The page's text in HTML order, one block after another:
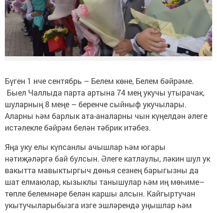
Бүген 1 нче сентябрь – Белем көне, Белем бәйрәме.
Быел Чаллыда парта артына 74 мең укучы утырачак,
шуларның 8 меңе – беренче сыйныф укучылары.
Аларны һәм барлык ата-аналарны чын күңелдән әлеге
истәлекле бәйрәм белән тәбрик итәбез.
Яңа уку елы күпсанлы ачышлар һәм югары
нәтиҗәләргә бай булсын. Әлеге катлаулы, ләкин шул ук
вакытта мавыктыргыч дөнья сезнең барыгызны да
шат елмаюлар, кызыклы танышулар һәм иң мөһиме–
төпле белемнәре белән каршы алсын. Кайгыртучан
укытучыларыбызга изге эшләрендә уңышлар һәм